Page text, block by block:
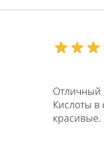
Отличный
Кислоты
красивые.